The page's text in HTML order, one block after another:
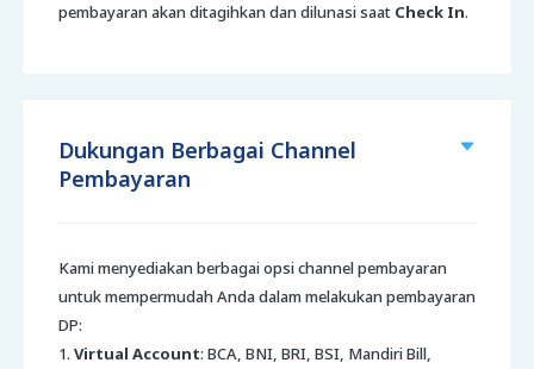
pembayaran akan ditagihkan dan dilunasi saat Check In.
Dukungan Berbagai Channel
Pembayaran
Kami menyediakan berbagai opsi channel pembayaran
untuk mempermudah Anda dalam melakukan pembayaran
DP:
1. Virtual Account: BCA, BNI, BRI, BSI, Mandiri Bill,